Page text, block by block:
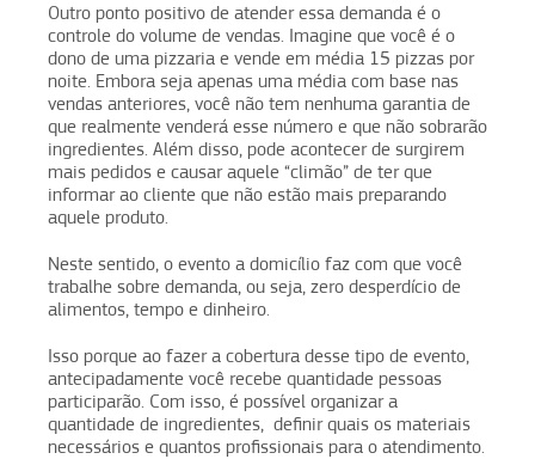
Outro ponto positivo de atender essa demanda é o
controle do volume de vendas. Imagine que você é o
dono de uma pizzaria e vende em média 15 pizzas por
noite. Embora seja apenas uma média com base nas
vendas anteriores, você não tem nenhuma garantia de
que realmente venderá esse número e que não sobrarão
ingredientes. Além disso, pode acontecer de surgirem
mais pedidos e causar aquele “climão” de ter que
informar ao cliente que não estão mais preparando
aquele produto.
Neste sentido, o evento a domicílio faz com que você
trabalhe sobre demanda, ou seja, zero desperdício de
alimentos, tempo e dinheiro.
Isso porque ao fazer a cobertura desse tipo de evento,
antecipadamente você recebe quantidade pessoas
participarão. Com isso, é possível organizar a
quantidade de ingredientes, definir quais os materiais
necessários e quantos profissionais para o atendimento.